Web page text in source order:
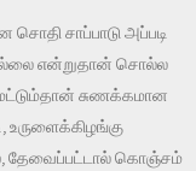
சொதி சாப்பாடு அப்படி
என்றுதான் சொல்ல
சுணக்கமான
தேவைப்பட்டால் கொஞ்சம்